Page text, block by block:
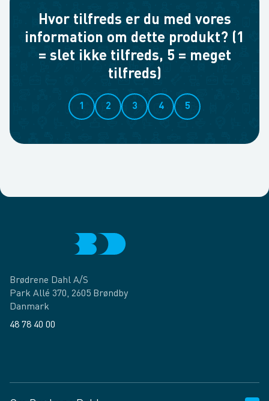
Hvor tilfreds er du med vores
information om dette produkt? (1
= slet ikke tilfreds, 5 = meget
tilfreds)
1 2 3 4 5
Brødrene Dahl A/S
Park Allé 370, 2605 Brøndby
Danmark
48 78 40 00